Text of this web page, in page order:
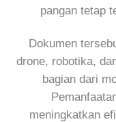
pangan tetap
Dokumen
drone, robotika,
bagian dari
meningkatkan